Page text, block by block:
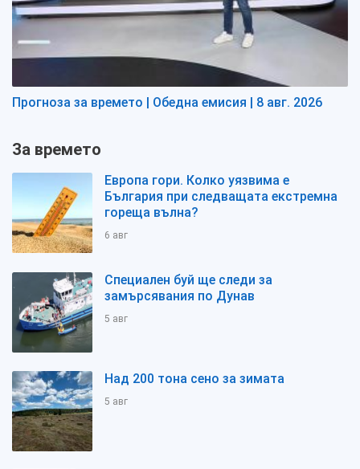
Прогноза за времето | Обедна емисия | 8 авг. 2026
За времето
Европа гори. Колко уязвима е
България при следващата екстремна
гореща вълна?
6 авг
Специален буй ще следи за
замърсявания по Дунав
5 авг
Над 200 тона сено за зимата
5 авг